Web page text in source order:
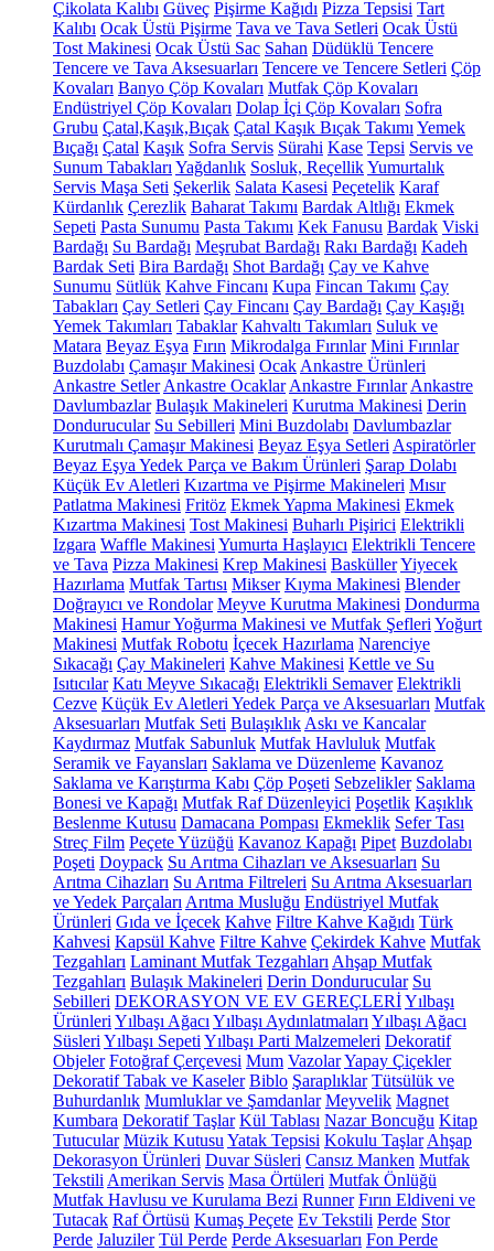
Çikolata Kalıbı Güveç Pişirme Kağıdı Pizza Tepsisi Tart
Kalıbı Ocak Üstü Pişirme Tava ve Tava Setleri Ocak Üstü
Tost Makinesi Ocak Üstü Sac Sahan Düdüklü Tencere
Tencere ve Tava Aksesuarları Tencere ve Tencere Setleri Çöp
Kovaları Banyo Çöp Kovaları Mutfak Çöp Kovaları
Endüstriyel Çöp Kovaları Dolap İçi Çöp Kovaları Sofra
Grubu Çatal,Kaşık,Bıçak Çatal Kaşık Bıçak Takımı Yemek
Bıçağı Çatal Kaşık Sofra Servis Sürahi Kase Tepsi Servis ve
Sunum Tabakları Yağdanlık Sosluk, ReçellikYumurtalık
Servis Maşa Seti Şekerlik Salata Kasesi Peçetelik Karaf
Kürdanlık Çerezlik Baharat Takımı Bardak Altlığı Ekmek
Sepeti Pasta Sunumu Pasta Takımı Kek Fanusu Bardak Viski
Bardağı Su Bardağı Meşrubat Bardağı Rakı Bardağı Kadeh
Bardak Seti Bira Bardağı Shot Bardağı Çay ve Kahve
Sunumu Sütlük Kahve Fincanı Kupa Fincan Takımı Çay
Tabakları Çay Setleri Çay Fincanı Çay Bardağı Çay Kaşığı
Yemek Takımları Tabaklar Kahvaltı Takımları Suluk ve
Matara Beyaz Eşya Fırın Mikrodalga Fırınlar Mini Fırınlar
Buzdolabı Çamaşır Makinesi Ocak Ankastre Ürünleri
Ankastre Setler Ankastre Ocaklar Ankastre Fırınlar Ankastre
Davlumbazlar Bulaşık Makineleri Kurutma Makinesi Derin
Dondurucular Su Sebilleri Mini Buzdolabı Davlumbazlar
Kurutmalı Çamaşır Makinesi Beyaz Eşya Setleri Aspiratörler
Beyaz Eşya Yedek Parça ve Bakım Ürünleri Şarap Dolabı
Küçük Ev Aletleri Kızartma ve Pişirme Makineleri Mısır
Patlatma Makinesi Fritöz Ekmek Yapma Makinesi Ekmek
Kızartma Makinesi Tost Makinesi Buharlı Pişirici Elektrikli
Izgara Waffle Makinesi Yumurta Haşlayıcı Elektrikli Tencere
ve Tava Pizza Makinesi Krep Makinesi BasküllerYiyecek
Hazırlama Mutfak Tartısı Mikser Kıyma Makinesi Blender
Doğrayıcı ve Rondolar Meyve Kurutma Makinesi Dondurma
Makinesi Hamur Yoğurma Makinesi ve Mutfak Şefleri Yoğurt
Makinesi Mutfak Robotu İçecek Hazırlama Narenciye
Sıkacağı Çay Makineleri Kahve Makinesi Kettle ve Su
Isıtıcılar Katı Meyve Sıkacağı Elektrikli Semaver Elektrikli
Cezve Küçük Ev Aletleri Yedek Parça ve Aksesuarları Mutfak
Aksesuarları Mutfak Seti Bulaşıklık Askı ve Kancalar
Kaydırmaz Mutfak Sabunluk Mutfak Havluluk Mutfak
Seramik ve Fayansları Saklama ve Düzenleme Kavanoz
Saklama ve Karıştırma Kabı Çöp Poşeti Sebzelikler Saklama
Bonesi ve Kapağı Mutfak Raf Düzenleyici Poşetlik Kaşıklık
Beslenme Kutusu Damacana Pompası Ekmeklik Sefer Tası
Streç Film Peçete Yüzüğü Kavanoz Kapağı Pipet Buzdolabı
Poşeti Doypack Su Arıtma Cihazları ve Aksesuarları Su
Arıtma Cihazları Su Arıtma Filtreleri Su Arıtma Aksesuarları
ve Yedek Parçaları Arıtma Musluğu Endüstriyel Mutfak
Ürünleri Gıda ve İçecek Kahve Filtre Kahve Kağıdı Türk
Kahvesi Kapsül Kahve Filtre Kahve Çekirdek Kahve Mutfak
Tezgahları Laminant Mutfak Tezgahları Ahşap Mutfak
Tezgahları Bulaşık Makineleri Derin Dondurucular Su
Sebilleri DEKORASYON VE EV GEREÇLERİYılbaşı
Ürünleri Yılbaşı Ağacı Yılbaşı Aydınlatmaları Yılbaşı Ağacı
Süsleri Yılbaşı Sepeti Yılbaşı Parti Malzemeleri Dekoratif
Objeler Fotoğraf Çerçevesi Mum VazolarYapay Çiçekler
Dekoratif Tabak ve Kaseler Biblo Şaraplıklar Tütsülük ve
Buhurdanlık Mumluklar ve Şamdanlar Meyvelik Magnet
Kumbara Dekoratif Taşlar Kül Tablası Nazar Boncuğu Kitap
Tutucular Müzik Kutusu Yatak Tepsisi Kokulu Taşlar Ahşap
Dekorasyon Ürünleri Duvar Süsleri Cansız Manken Mutfak
Tekstili Amerikan Servis Masa Örtüleri Mutfak Önlüğü
Mutfak Havlusu ve Kurulama Bezi Runner Fırın Eldiveni ve
Tutacak Raf Örtüsü Kumaş Peçete Ev Tekstili Perde Stor
Perde Jaluziler Tül Perde Perde Aksesuarları Fon Perde